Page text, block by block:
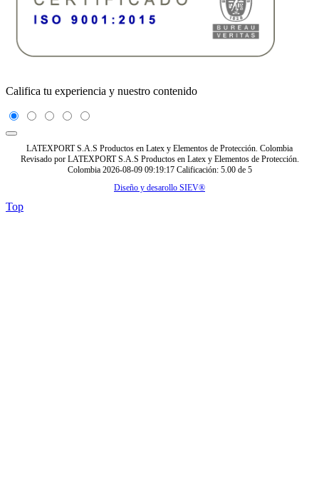
Califica tu experiencia y nuestro contenido
LATEXPORT S.A.S Productos en Latex y Elementos de Protección. Colombia
Revisado por LATEXPORT S.A.S Productos en Latex y Elementos de Protección.
Colombia 2026-08-09 09:19:17 Calificación: 5.00 de 5
Diseño y desarollo SIEV®
Top